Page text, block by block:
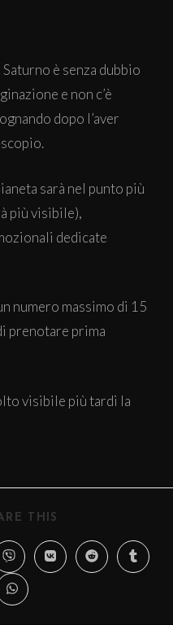
è senza dubbio
e non c’è
dopo l’aver
sarà nel punto più
più visibile),
dedicate
numero massimo di 15
prenotare prima
visibile più tardi la
THIS